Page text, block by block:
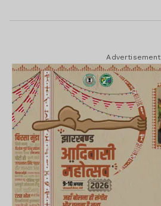
Advertisement